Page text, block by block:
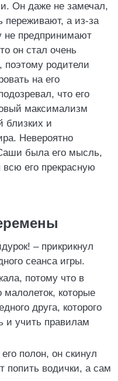
Он даже не замечал,
переживают, а из-за
не предпринимают
он стал очень
родители
на его
что его
максимализм
близких и
Невероятно
была его мысль,
всю его прекрасную
– прикрикнул
сеанса игры.
потому что в
которые
друга, которого
и учить правилам
полон, он скинул
попить водички, а сам